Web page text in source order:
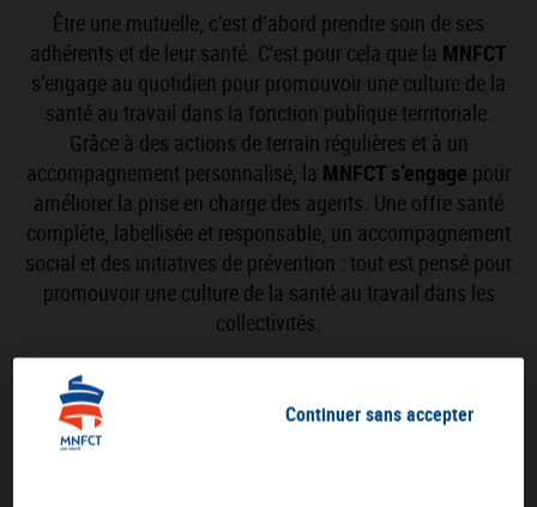
Être une mutuelle, c’est d’abord prendre soin de ses
adhérents et de leur santé. C’est pour cela que la MNFCT
s’engage au quotidien pour promouvoir une culture de la
santé au travail dans la fonction publique territoriale.
Grâce à des actions de terrain régulières et à un
accompagnement personnalisé, la MNFCT s’engage pour
améliorer la prise en charge des agents. Une offre santé
complète, labellisée et responsable, un accompagnement
social et des initiatives de prévention : tout est pensé pour
promouvoir une culture de la santé au travail dans les
collectivités.
Continuer sans accepter